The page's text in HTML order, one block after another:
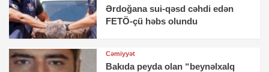
Ərdoğana sui-qəsd cəhdi edən
FETÖ-çü həbs olundu
Cəmiyyət
Bakıda peyda olan “beynəlxalq